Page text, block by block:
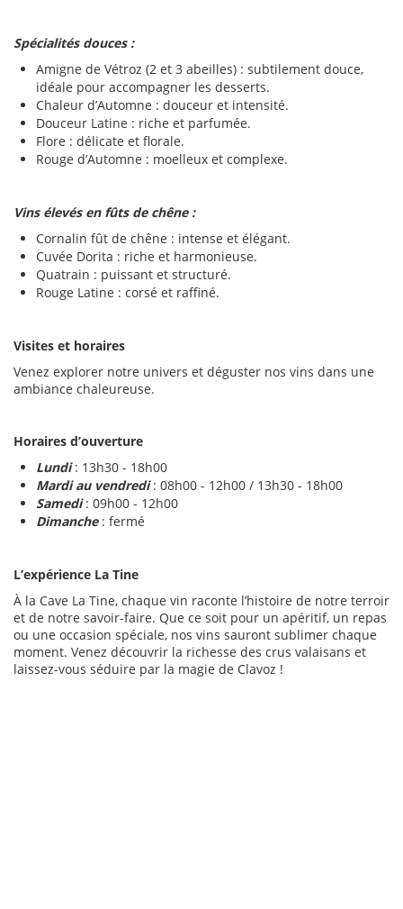
Spécialités douces :
Amigne de Vétroz (2 et 3 abeilles) : subtilement douce,
idéale pour accompagner les desserts.
Chaleur d’Automne : douceur et intensité.
Douceur Latine : riche et parfumée.
Flore : délicate et florale.
Rouge d’Automne : moelleux et complexe.
Vins élevés en fûts de chêne :
Cornalin fût de chêne : intense et élégant.
Cuvée Dorita : riche et harmonieuse.
Quatrain : puissant et structuré.
Rouge Latine : corsé et raffiné.
Visites et horaires
Venez explorer notre univers et déguster nos vins dans une
ambiance chaleureuse.
Horaires d’ouverture
Lundi: 13h30 - 18h00
Mardi au vendredi: 08h00 - 12h00 / 13h30 - 18h00
Samedi: 09h00 - 12h00
Dimanche: fermé
L’expérience La Tine
À la Cave La Tine, chaque vin raconte l’histoire de notre terroir
et de notre savoir-faire. Que ce soit pour un apéritif, un repas
ou une occasion spéciale, nos vins sauront sublimer chaque
moment. Venez découvrir la richesse des crus valaisans et
laissez-vous séduire par la magie de Clavoz !